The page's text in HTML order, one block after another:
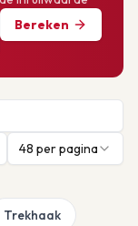
Bereken
48 per pagina
Trekhaak